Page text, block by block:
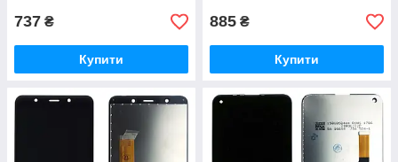
737 ₴
Купити
885 ₴
Купити